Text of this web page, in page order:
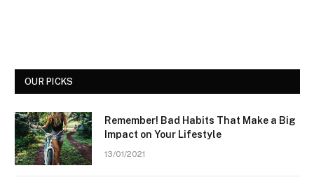
OUR PICKS
Remember! Bad Habits That Make a Big
Impact on Your Lifestyle
13/01/2021